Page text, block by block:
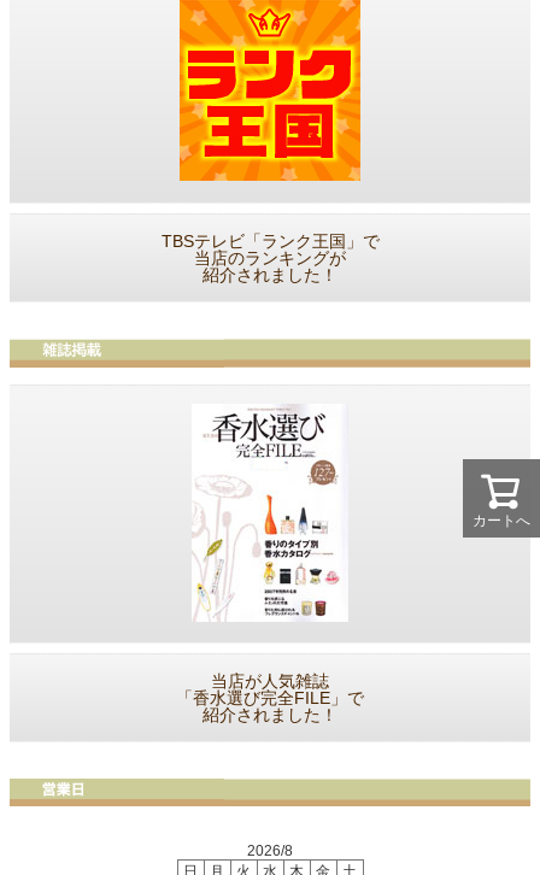
カートへ
TBSテレビ「ランク王国」で
当店のランキングが
紹介されました！
当店が人気雑誌
「香水選び完全FILE」で
紹介されました！
2026/8
日
月 火 水 木 金 土